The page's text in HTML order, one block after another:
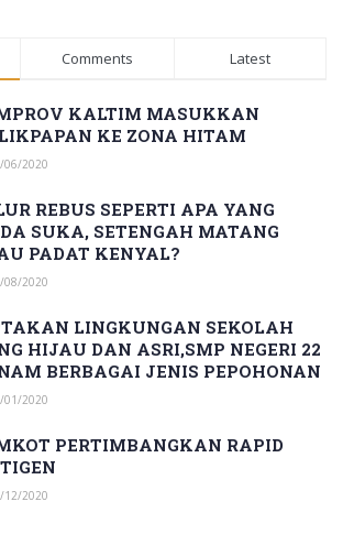
Comments Latest
KALTIM MASUKKAN
KE ZONA HITAM
06/2020
REBUS SEPERTI APA YANG
SUKA, SETENGAH MATANG
PADAT KENYAL?
08/2020
LINGKUNGAN SEKOLAH
HIJAU DAN ASRI,SMP NEGERI 22
BERBAGAI JENIS PEPOHONAN
01/2020
PERTIMBANGKAN RAPID
12/2020